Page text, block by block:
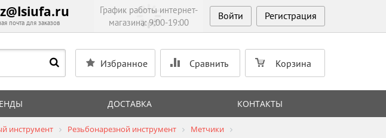
почта для заказов
График работы интернет-
магазина: 9:00-19:00
Войти Регистрация
Избранное Сравнить Корзина
ДОСТАВКА КОНТАКТЫ
инструмент Резьбонарезной инструмент
Метчики